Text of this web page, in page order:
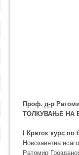
Проф. д-р
ТОЛКУВАЊЕ НА
I Краток курс
Новозаветна
Ратомир